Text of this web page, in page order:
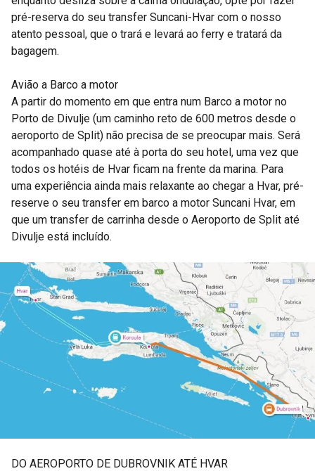
pré-reserva do seu transfer Suncani-Hvar com o nosso
atento pessoal, que o trará e levará ao ferry e tratará da
bagagem.
Avião a Barco a motor
A partir do momento em que entra num Barco a motor no
Porto de Divulje (um caminho reto de 600 metros desde o
aeroporto de Split) não precisa de se preocupar mais. Será
acompanhado quase até à porta do seu hotel, uma vez que
todos os hotéis de Hvar ficam na frente da marina. Para
uma experiência ainda mais relaxante ao chegar a Hvar, pré-
reserve o seu transfer em barco a motor Suncani Hvar, em
que um transfer de carrinha desde o Aeroporto de Split até
Divulje está incluído.
DO AEROPORTO DE DUBROVNIK ATÉ HVAR